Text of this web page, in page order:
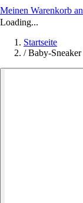
Meinen Warenkorb
Loading...
Startseite
/ Baby-